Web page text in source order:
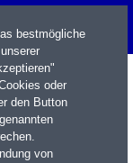
bestmögliche
oder
den Button
von